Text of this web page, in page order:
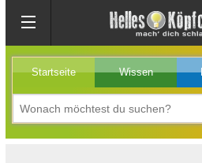
Startseite Wissen